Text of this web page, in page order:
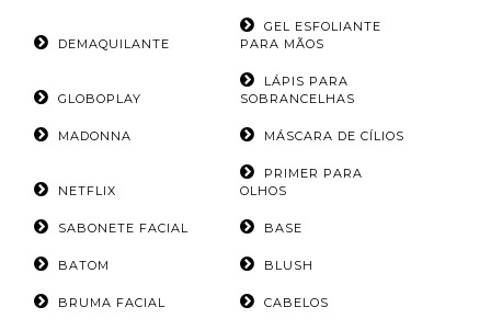
DEMAQUILANTE
GEL ESFOLIANTE
PARA MÃOS
GLOBOPLAY
LÁPIS PARA
SOBRANCELHAS
MADONNA MÁSCARA DE CÍLIOS
NETFLIX
PRIMER PARA
OLHOS
SABONETE FACIAL BASE
BATOM BLUSH
BRUMA FACIAL CABELOS